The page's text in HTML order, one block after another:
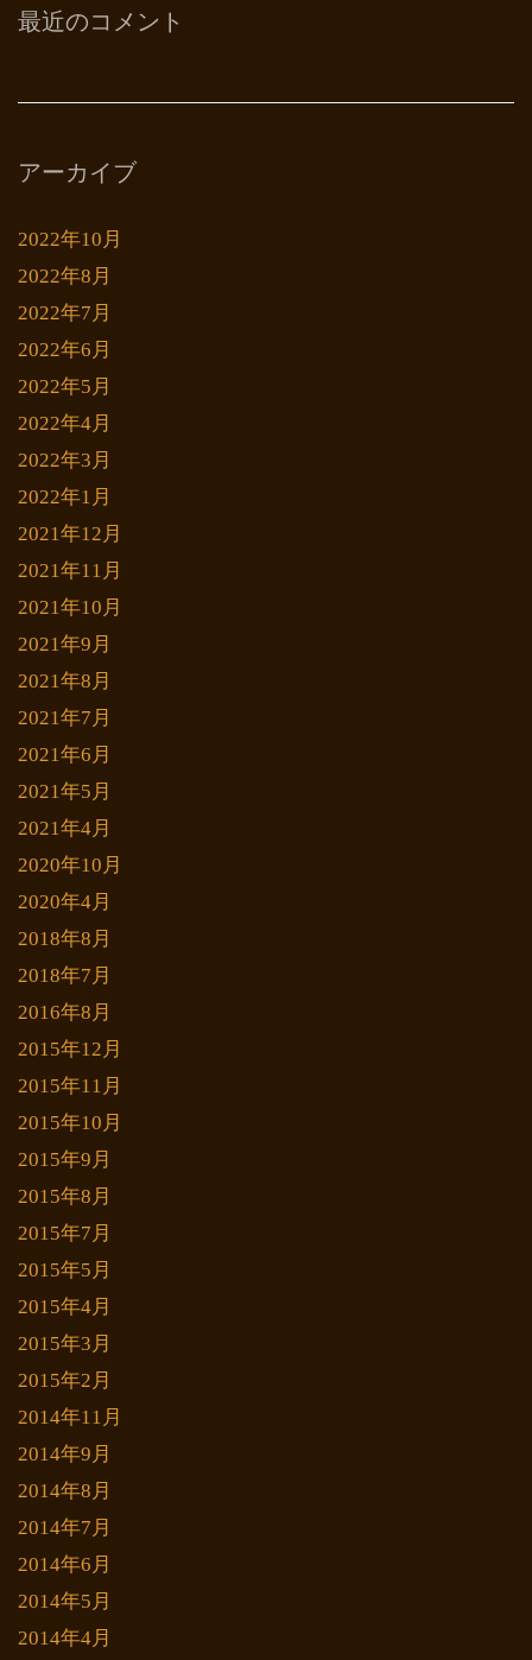
最近のコメント
アーカイブ
2022年10月
2022年8月
2022年7月
2022年6月
2022年5月
2022年4月
2022年3月
2022年1月
2021年12月
2021年11月
2021年10月
2021年9月
2021年8月
2021年7月
2021年6月
2021年5月
2021年4月
2020年10月
2020年4月
2018年8月
2018年7月
2016年8月
2015年12月
2015年11月
2015年10月
2015年9月
2015年8月
2015年7月
2015年5月
2015年4月
2015年3月
2015年2月
2014年11月
2014年9月
2014年8月
2014年7月
2014年6月
2014年5月
2014年4月